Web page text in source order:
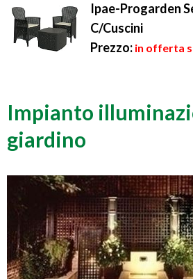
Ipae-Progarden
C/Cuscini
Prezzo: in offerta
Impianto
giardino